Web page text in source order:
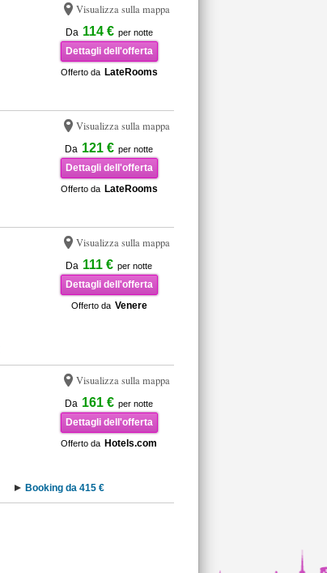
Visualizza sulla mappa
Da 114 € per notte
Dettagli dell'offerta
Offerto da LateRooms
Visualizza sulla mappa
Da 121 € per notte
Dettagli dell'offerta
Offerto da LateRooms
Visualizza sulla mappa
Da 111 € per notte
Dettagli dell'offerta
Offerto da Venere
Visualizza sulla mappa
Da 161 € per notte
Dettagli dell'offerta
Offerto da Hotels.com
Booking da 415 €